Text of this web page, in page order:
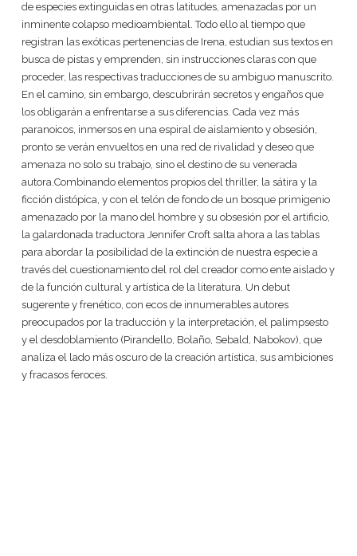
de especies extinguidas en otras latitudes, amenazadas por un
inminente colapso medioambiental. Todo ello al tiempo que
registran las exóticas pertenencias de Irena, estudian sus textos en
busca de pistas y emprenden, sin instrucciones claras con que
proceder, las respectivas traducciones de su ambiguo manuscrito.
En el camino, sin embargo, descubrirán secretos y engaños que
los obligarán a enfrentarse a sus diferencias. Cada vez más
paranoicos, inmersos en una espiral de aislamiento y obsesión,
pronto se verán envueltos en una red de rivalidad y deseo que
amenaza no solo su trabajo, sino el destino de su venerada
autora.Combinando elementos propios del thriller, la sátira y la
ficción distópica, y con el telón de fondo de un bosque primigenio
amenazado por la mano del hombre y su obsesión por el artificio,
la galardonada traductora Jennifer Croft salta ahora a las tablas
para abordar la posibilidad de la extinción de nuestra especie a
través del cuestionamiento del rol del creador como ente aislado y
de la función cultural y artística de la literatura. Un debut
sugerente y frenético, con ecos de innumerables autores
preocupados por la traducción y la interpretación, el palimpsesto
y el desdoblamiento (Pirandello, Bolaño, Sebald, Nabokov), que
analiza el lado más oscuro de la creación artística, sus ambiciones
y fracasos feroces.